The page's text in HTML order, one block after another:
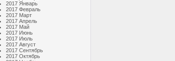
2017 Январь
2017 Февраль
2017 Март
2017 Апрель
2017 Май
2017 Июнь
2017 Июль
2017 Август
2017 Сентябрь
2017 Октябрь